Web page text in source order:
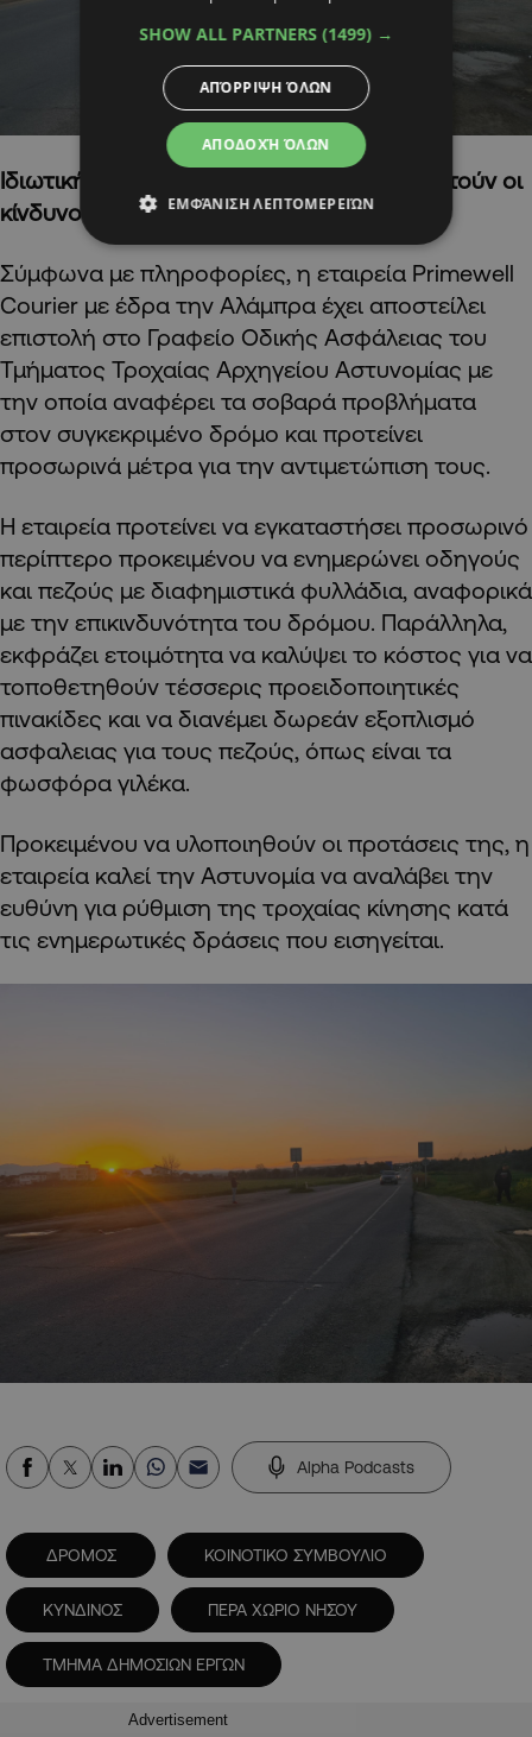
Ιδιωτική πρωτοβουλία για να αντιμετωπιστούν οι
κίνδυνοι
Σύμφωνα με πληροφορίες, η εταιρεία Primewell
Courier με έδρα την Αλάμπρα έχει αποστείλει
επιστολή στο Γραφείο Οδικής Ασφάλειας του
Τμήματος Τροχαίας Αρχηγείου Αστυνομίας με
την οποία αναφέρει τα σοβαρά προβλήματα
στον συγκεκριμένο δρόμο και προτείνει
προσωρινά μέτρα για την αντιμετώπιση τους.
Η εταιρεία προτείνει να εγκαταστήσει προσωρινό
περίπτερο προκειμένου να ενημερώνει οδηγούς
και πεζούς με διαφημιστικά φυλλάδια, αναφορικά
με την επικινδυνότητα του δρόμου. Παράλληλα,
εκφράζει ετοιμότητα να καλύψει το κόστος για να
τοποθετηθούν τέσσερις προειδοποιητικές
πινακίδες και να διανέμει δωρεάν εξοπλισμό
ασφαλειας για τους πεζούς, όπως είναι τα
φωσφόρα γιλέκα.
Προκειμένου να υλοποιηθούν οι προτάσεις της, η
εταιρεία καλεί την Αστυνομία να αναλάβει την
ευθύνη για ρύθμιση της τροχαίας κίνησης κατά
τις ενημερωτικές δράσεις που εισηγείται.
Alpha Podcasts
ΔΡΟΜΟΣ ΚΟΙΝΟΤΙΚΟ ΣΥΜΒΟΥΛΙΟ
ΚΥΝΔΙΝΟΣ ΠΕΡΑ ΧΩΡΙΟ ΝΗΣΟΥ
ΤΜΗΜΑ ΔΗΜΟΣΙΩΝ ΕΡΓΩΝ
Advertisement
SHOW ALL PARTNERS (1499) →
ΑΠΟΔΟΧΉ ΌΛΩΝ
ΑΠΌΡΡΙΨΗ ΌΛΩΝ
ΕΜΦΆΝΙΣΗ ΛΕΠΤΟΜΕΡΕΙΏΝ